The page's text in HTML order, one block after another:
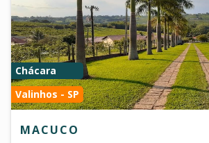
Chácara
Valinhos - SP
MACUCO